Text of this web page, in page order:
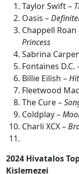
Taylor Swift –
Oasis –
Chappell Roan
Princess
Sabrina
Fontaines D.C.
Billie Eilish –
Fleetwood
The Cure –
Coldplay –
Charli XCX –
2024 Hivatalos
Kislemezei